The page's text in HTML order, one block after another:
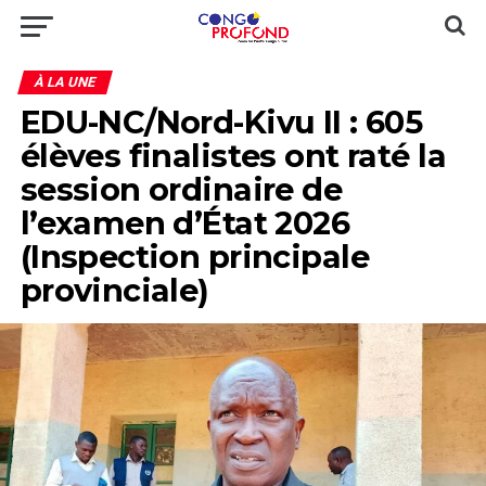
À LA UNE
EDU-NC/Nord-Kivu II : 605
élèves finalistes ont raté la
session ordinaire de
l’examen d’État 2026
(Inspection principale
provinciale)